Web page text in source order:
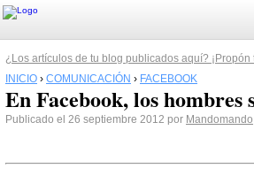
¿Los artículos de tu blog publicados aquí? ¡Propón
INICIO › COMUNICACIÓN › FACEBOOK
En Facebook, los hombres
Publicado el 26 septiembre 2012 por Mandomando